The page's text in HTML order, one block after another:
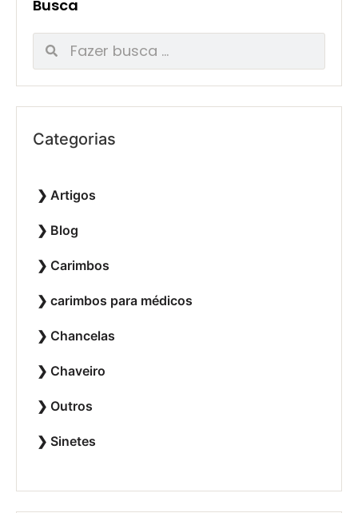
Busca
Categorias
Artigos
Blog
Carimbos
carimbos para médicos
Chancelas
Chaveiro
Outros
Sinetes